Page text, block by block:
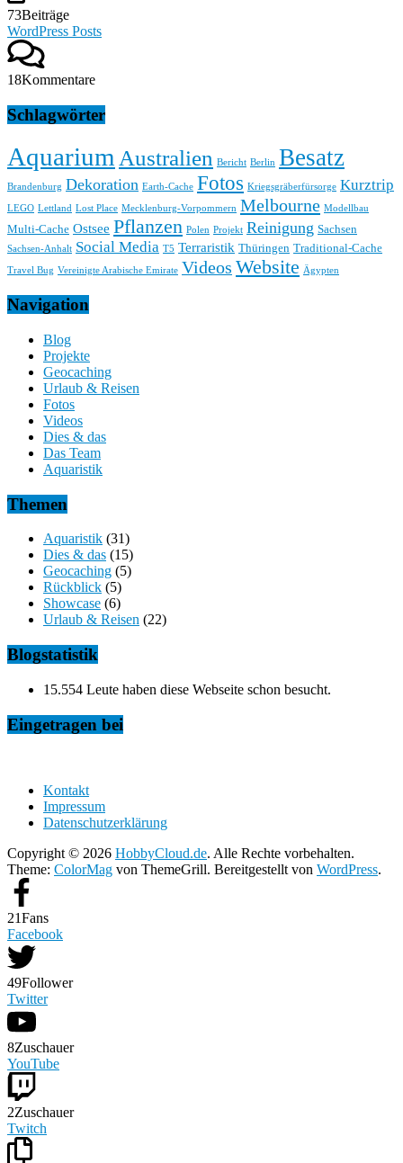
73Beiträge
WordPress Posts
18Kommentare
Schlagwörter
Aquarium Australien Bericht Berlin Besatz
Brandenburg Dekoration Earth-Cache Fotos Kriegsgräberfürsorge Kurztrip
LEGO Lettland Lost Place Mecklenburg-Vorpommern Melbourne Modellbau
Multi-Cache Ostsee Pflanzen Polen Projekt Reinigung Sachsen
Sachsen-Anhalt Social Media T5 Terraristik Thüringen Traditional-Cache
Travel Bug Vereinigte Arabische Emirate Videos Website Ägypten
Navigation
Blog
Projekte
Geocaching
Urlaub & Reisen
Fotos
Videos
Dies & das
Das Team
Aquaristik
Themen
Aquaristik (31)
Dies & das (15)
Geocaching (5)
Rückblick (5)
Showcase (6)
Urlaub & Reisen (22)
Blogstatistik
15.554 Leute haben diese Webseite schon besucht.
Eingetragen bei
Kontakt
Impressum
Datenschutzerklärung
Copyright © 2026 HobbyCloud.de. Alle Rechte vorbehalten.
Theme: ColorMag von ThemeGrill. Bereitgestellt von WordPress.
21Fans
Facebook
49Follower
Twitter
8Zuschauer
YouTube
2Zuschauer
Twitch